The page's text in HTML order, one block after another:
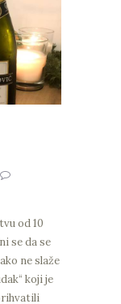
od 10
se da se
ne slaže
koji je